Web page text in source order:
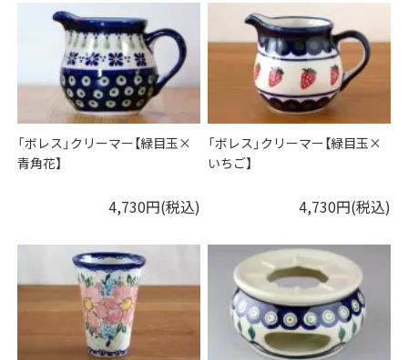
「ボレス」クリーマー【緑目玉×
青角花】
4,730円(税込)
「ボレス」クリーマー【緑目玉×
いちご】
4,730円(税込)